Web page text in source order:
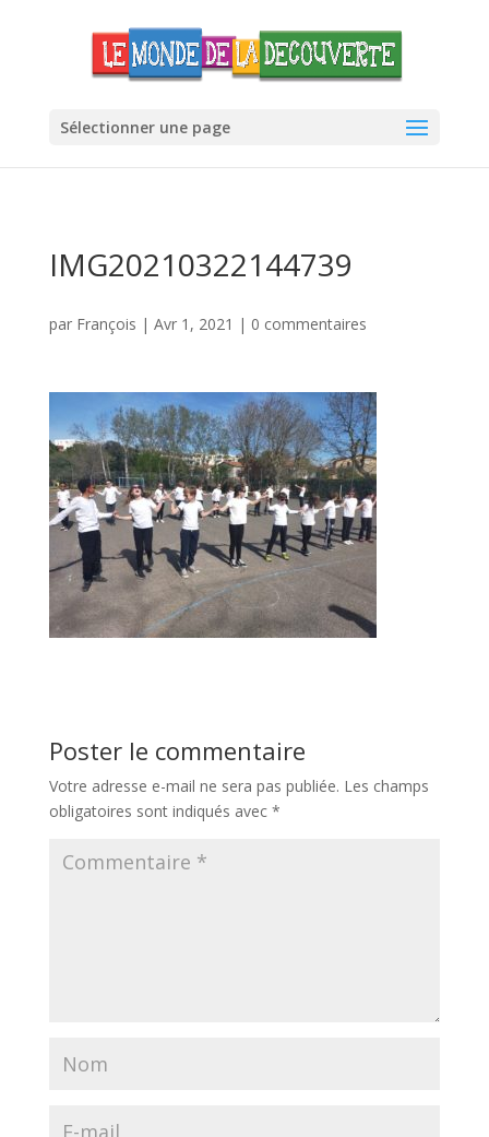
Sélectionner une page
IMG20210322144739
par François | Avr 1, 2021 | 0 commentaires
Poster le commentaire
Votre adresse e-mail ne sera pas publiée. Les champs
obligatoires sont indiqués avec *